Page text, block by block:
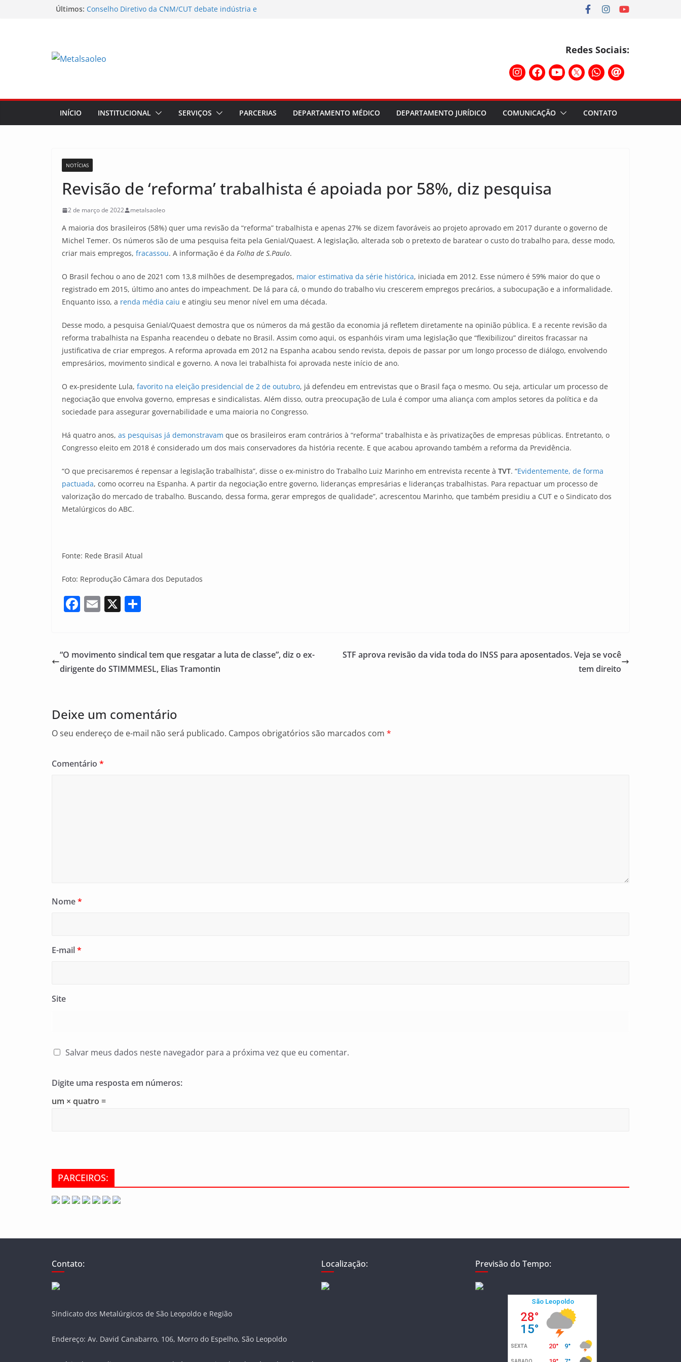
Últimos: Conselho Diretivo da CNM/CUT debate indústria e
mostra a força da categoria que exige reajuste
Redes Sociais:
INÍCIO INSTITUCIONAL SERVIÇOS PARCERIAS DEPARTAMENTO MÉDICO DEPARTAMENTO JURÍDICO COMUNICAÇÃO CONTATO
NOTÍCIAS
Revisão de ‘reforma’ trabalhista é apoiada por 58%, diz pesquisa
2 de março de 2022 metalsaoleo
A maioria dos brasileiros (58%) quer uma revisão da “reforma” trabalhista e apenas 27% se dizem favoráveis ao projeto aprovado em 2017 durante o governo de
Michel Temer. Os números são de uma pesquisa feita pela Genial/Quaest. A legislação, alterada sob o pretexto de baratear o custo do trabalho para, desse modo,
criar mais empregos, fracassou. A informação é da Folha de S.Paulo.
O Brasil fechou o ano de 2021 com 13,8 milhões de desempregados, maior estimativa da série histórica, iniciada em 2012. Esse número é 59% maior do que o
registrado em 2015, último ano antes do impeachment. De lá para cá, o mundo do trabalho viu crescerem empregos precários, a subocupação e a informalidade.
Enquanto isso, a renda média caiu e atingiu seu menor nível em uma década.
Desse modo, a pesquisa Genial/Quaest demostra que os números da má gestão da economia já refletem diretamente na opinião pública. E a recente revisão da
reforma trabalhista na Espanha reacendeu o debate no Brasil. Assim como aqui, os espanhóis viram uma legislação que “flexibilizou” direitos fracassar na
justificativa de criar empregos. A reforma aprovada em 2012 na Espanha acabou sendo revista, depois de passar por um longo processo de diálogo, envolvendo
empresários, movimento sindical e governo. A nova lei trabalhista foi aprovada neste início de ano.
O ex-presidente Lula, favorito na eleição presidencial de 2 de outubro, já defendeu em entrevistas que o Brasil faça o mesmo. Ou seja, articular um processo de
negociação que envolva governo, empresas e sindicalistas. Além disso, outra preocupação de Lula é compor uma aliança com amplos setores da política e da
sociedade para assegurar governabilidade e uma maioria no Congresso.
Há quatro anos, as pesquisas já demonstravam que os brasileiros eram contrários à “reforma” trabalhista e às privatizações de empresas públicas. Entretanto, o
Congresso eleito em 2018 é considerado um dos mais conservadores da história recente. E que acabou aprovando também a reforma da Previdência.
“O que precisaremos é repensar a legislação trabalhista”, disse o ex-ministro do Trabalho Luiz Marinho em entrevista recente à TVT. “Evidentemente, de forma
pactuada, como ocorreu na Espanha. A partir da negociação entre governo, lideranças empresárias e lideranças trabalhistas. Para repactuar um processo de
valorização do mercado de trabalho. Buscando, dessa forma, gerar empregos de qualidade”, acrescentou Marinho, que também presidiu a CUT e o Sindicato dos
Metalúrgicos do ABC.
Fonte: Rede Brasil Atual
Foto: Reprodução Câmara dos Deputados
F
e
b
k
E
l
X
e
“O movimento sindical tem que resgatar a luta de classe”, diz o ex-
dirigente do STIMMMESL, Elias Tramontin
STF aprova revisão da vida toda do INSS para aposentados. Veja se você
tem direito
Deixe um comentário
O seu endereço de e-mail não será publicado. Campos obrigatórios são marcados com *
Comentário *
Nome*
E-mail*
Site
Salvar meus dados neste navegador para a próxima vez que eu comentar.
Digite uma resposta em números:
um × quatro =
PARCEIROS:
Contato:
Sindicato dos Metalúrgicos de São Leopoldo e Região
Endereço: Av. David Canabarro, 106, Morro do Espelho, São Leopoldo
Localização: Previsão do Tempo: